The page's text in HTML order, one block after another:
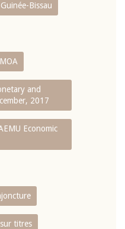
Guinée-Bissau
and
2017
Economic
titres